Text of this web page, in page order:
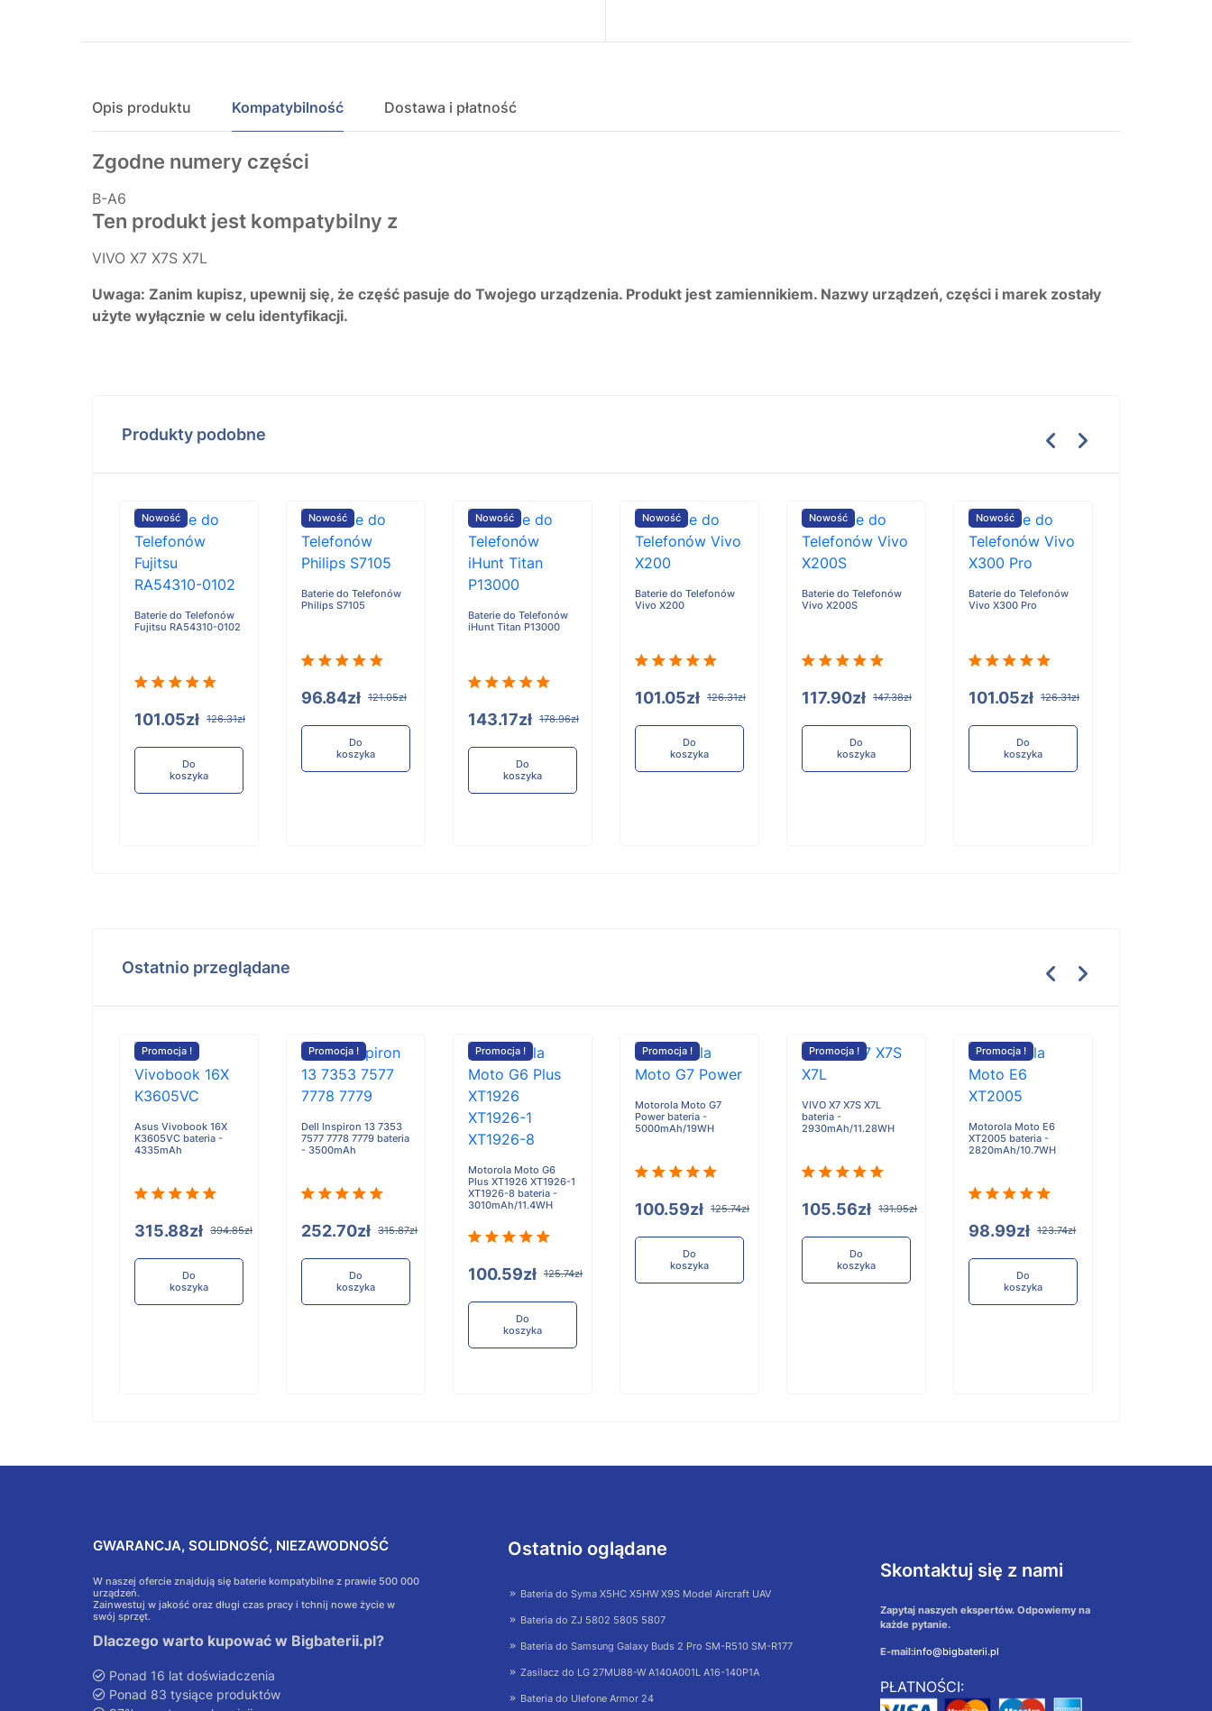
Opis produktu Kompatybilność Dostawa i płatność
Zgodne numery części
B-A6
Ten produkt jest kompatybilny z
VIVO X7 X7S X7L
Uwaga: Zanim kupisz, upewnij się, że część pasuje do Twojego urządzenia. Produkt jest zamiennikiem. Nazwy urządzeń, części i marek zostały
użyte wyłącznie w celu identyfikacji.
Produkty podobne
Nowość
Baterie do Telefonów
Fujitsu RA54310-0102
101.05zł 126.31zł
Do
koszyka
Nowość
Baterie do Telefonów
Philips S7105
96.84zł 121.05zł
Do
koszyka
Nowość
Baterie do Telefonów
iHunt Titan P13000
143.17zł 178.96zł
Do
koszyka
Nowość
Baterie do Telefonów
Vivo X200
101.05zł 126.31zł
Do
koszyka
Nowość
Baterie do Telefonów
Vivo X200S
117.90zł 147.38zł
Do
koszyka
Nowość
Baterie do Telefonów
Vivo X300 Pro
101.05zł 126.31zł
Do
koszyka
Ostatnio przeglądane
Promocja !
Asus Vivobook 16X
K3605VC bateria -
4335mAh
315.88zł 394.85zł
Do
koszyka
Promocja !
Dell Inspiron 13 7353
7577 7778 7779 bateria
- 3500mAh
252.70zł 315.87zł
Do
koszyka
Promocja !
Motorola Moto G6
Plus XT1926 XT1926-1
XT1926-8 bateria -
3010mAh/11.4WH
100.59zł 125.74zł
Do
koszyka
Promocja !
Motorola Moto G7
Power bateria -
5000mAh/19WH
100.59zł 125.74zł
Do
koszyka
Promocja !
VIVO X7 X7S X7L
bateria -
2930mAh/11.28WH
105.56zł 131.95zł
Do
koszyka
Promocja !
Motorola Moto E6
XT2005 bateria -
2820mAh/10.7WH
98.99zł 123.74zł
Do
koszyka
GWARANCJA, SOLIDNOŚĆ, NIEZAWODNOŚĆ
W naszej ofercie znajdują się baterie kompatybilne z prawie 500 000
urządzeń.
Zainwestuj w jakość oraz długi czas pracy i tchnij nowe życie w
swój sprzęt.
Dlaczego warto kupować w Bigbaterii.pl?
Ponad 16 lat doświadczenia
Ponad 83 tysiące produktów
Ostatnio oglądane
Bateria do Syma X5HC X5HW X9S Model Aircraft UAV
Bateria do ZJ 5802 5805 5807
Bateria do Samsung Galaxy Buds 2 Pro SM-R510 SM-R177
Zasilacz do LG 27MU88-W A140A001L A16-140P1A
Bateria do Ulefone Armor 24
Skontaktuj się z nami
Zapytaj naszych ekspertów. Odpowiemy na
każde pytanie.
E-mail:info@bigbaterii.pl
PŁATNOŚCI: